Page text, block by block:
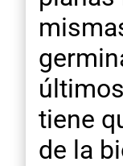
tiene
de la